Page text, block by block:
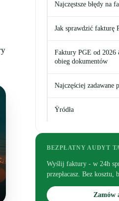
Najczęstsze błędy na
Jak sprawdzić fakturę
Faktury PGE od
obieg dokumentów
Najczęściej zadawane
Ÿródła
BEZPŁATNY AUDYT
Wyślij faktury - w 24h
przepłacasz. Bez kosztu,
Zamów